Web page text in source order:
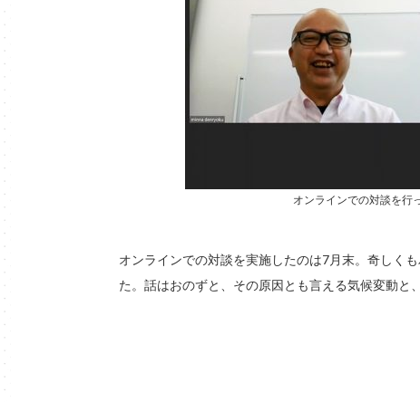
オンラインでの対談を行
オンラインでの対談を実施したのは7月末。奇しく
た。話はおのずと、その原因とも言える気候変動と